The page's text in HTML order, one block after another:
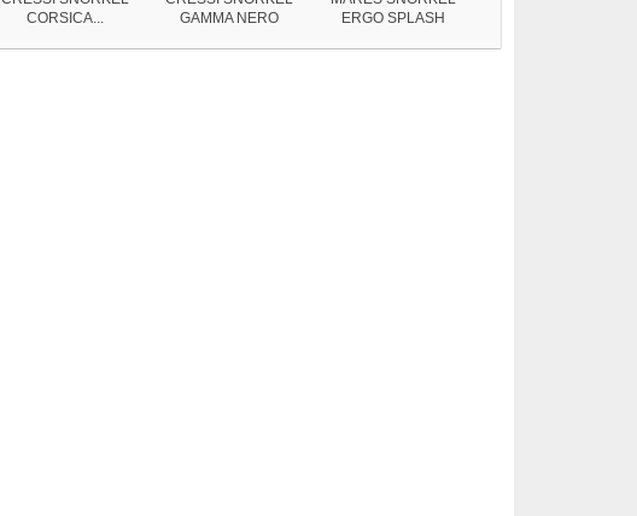
CORSICA...
GAMMA NERO
ERGO SPLASH